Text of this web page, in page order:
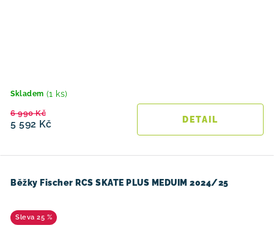
Skladem (1 ks)
5 592 Kč
6 990 Kč
Běžky Fischer RCS SKATE PLUS MEDUIM 2024/25
25 %